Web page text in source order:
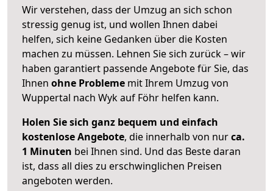
Wir verstehen, dass der Umzug an sich schon
stressig genug ist, und wollen Ihnen dabei
helfen, sich keine Gedanken über die Kosten
machen zu müssen. Lehnen Sie sich zurück – wir
haben garantiert passende Angebote für Sie, das
Ihnen ohne Probleme mit Ihrem Umzug von
Wuppertal nach Wyk auf Föhr helfen kann.
Holen Sie sich ganz bequem und einfach
kostenlose Angebote, die innerhalb von nurca.
1 Minuten bei Ihnen sind. Und das Beste daran
ist, dass all dies zu erschwinglichen Preisen
angeboten werden.